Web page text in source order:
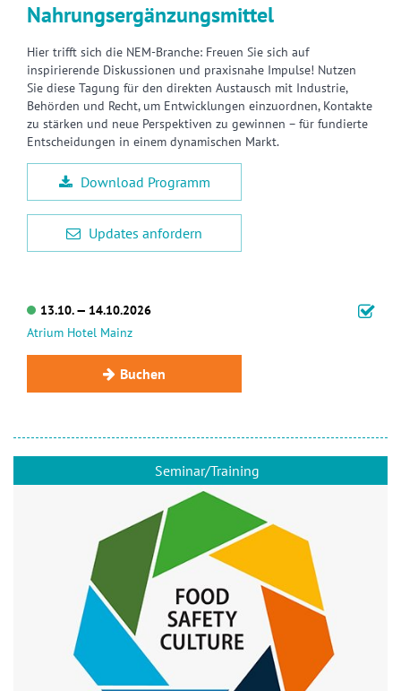
Nahrungsergänzungsmittel
Hier trifft sich die NEM-Branche: Freuen Sie sich auf
inspirierende Diskussionen und praxisnahe Impulse! Nutzen
Sie diese Tagung für den direkten Austausch mit Industrie,
Behörden und Recht, um Entwicklungen einzuordnen, Kontakte
zu stärken und neue Perspektiven zu gewinnen – für fundierte
Entscheidungen in einem dynamischen Markt.
Download Programm
Updates anfordern
13.10. — 14.10.2026
Atrium Hotel Mainz
Buchen
Seminar/Training